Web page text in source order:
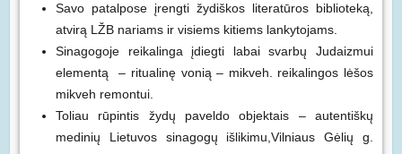
Savo patalpose įrengti žydiškos literatūros biblioteką,
atvirą LŽB nariams ir visiems kitiems lankytojams.
Sinagogoje reikalinga įdiegti labai svarbų Judaizmui
elementą – ritualinę vonią – mikveh. reikalingos lėšos
mikveh remontui.
Toliau rūpintis žydų paveldo objektais – autentiškų
medinių Lietuvos sinagogų išlikimu,Vilniaus Gėlių g.